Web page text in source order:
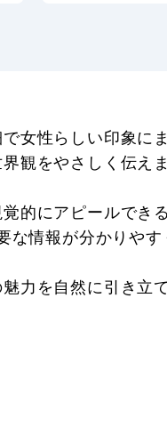
女性らしい印象に
観をやさしく伝えま
的にアピールでき
情報が分かりやす
力を自然に引き立